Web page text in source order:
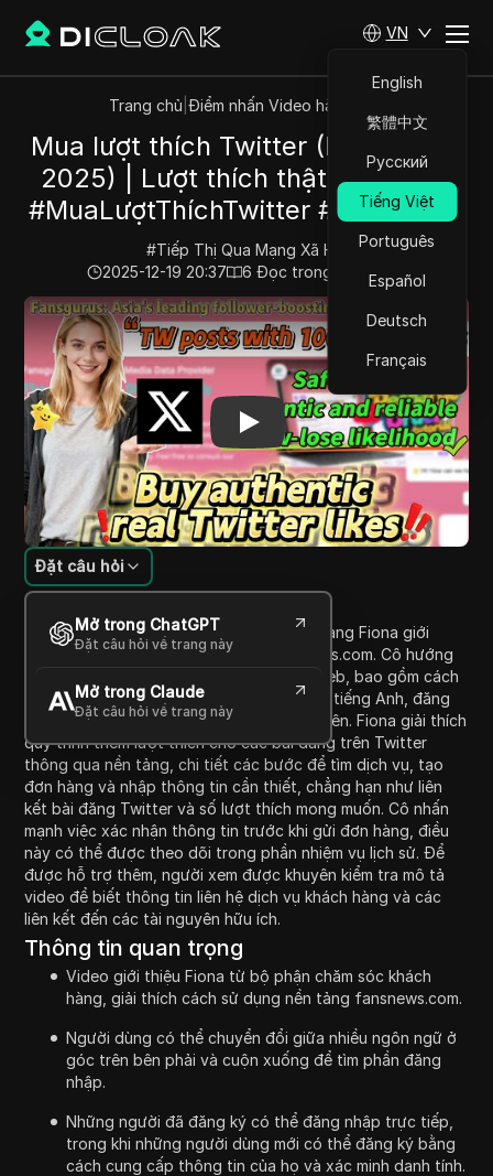
VN
English
繁體中文
Русский
Tiếng Việt
Português
Español
Deutsch
Français
Trang chủ Điểm nhấn Video hàng đầu
Mua lượt thích Twitter (Hướng dẫn
2025) | Lượt thích thật & an toàn
#MuaLượtThíchTwitter #Fansgurus
#Tiếp Thị Qua Mạng Xã Hội
2025-12-19 20:37
6 Đọc trong giây phút
Play Video:Mua lượt thích Twitter (Hướng dẫn 2025)
Giới thiệu nội dung
Đặt câu hỏi
Mở trong ChatGPT
Đặt câu hỏi về trang này
Mở trong Claude
Đặt câu hỏi về trang này
Trong video này, đại diện dịch vụ khách hàng Fiona giới
thiệu cho người xem về nền tảng fansnews.com. Cô hướng
dẫn người dùng cách điều hướng trang web, bao gồm cách
chuyển đổi giữa ngôn ngữ Trung Quốc và tiếng Anh, đăng
nhập và đăng ký nếu chưa phải là thành viên. Fiona giải thích
quy trình thêm lượt thích cho các bài đăng trên Twitter
thông qua nền tảng, chi tiết các bước để tìm dịch vụ, tạo
đơn hàng và nhập thông tin cần thiết, chẳng hạn như liên
kết bài đăng Twitter và số lượt thích mong muốn. Cô nhấn
mạnh việc xác nhận thông tin trước khi gửi đơn hàng, điều
này có thể được theo dõi trong phần nhiệm vụ lịch sử. Để
được hỗ trợ thêm, người xem được khuyên kiểm tra mô tả
video để biết thông tin liên hệ dịch vụ khách hàng và các
liên kết đến các tài nguyên hữu ích.
Thông tin quan trọng
Video giới thiệu Fiona từ bộ phận chăm sóc khách
hàng, giải thích cách sử dụng nền tảng fansnews.com.
Người dùng có thể chuyển đổi giữa nhiều ngôn ngữ ở
góc trên bên phải và cuộn xuống để tìm phần đăng
nhập.
Những người đã đăng ký có thể đăng nhập trực tiếp,
trong khi những người dùng mới có thể đăng ký bằng
cách cung cấp thông tin của họ và xác minh danh tính.